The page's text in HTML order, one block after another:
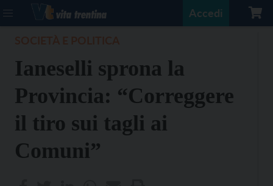
Accedi
Ianeselli sprona la
Provincia: “Correggere
il tiro sui tagli ai
Comuni”